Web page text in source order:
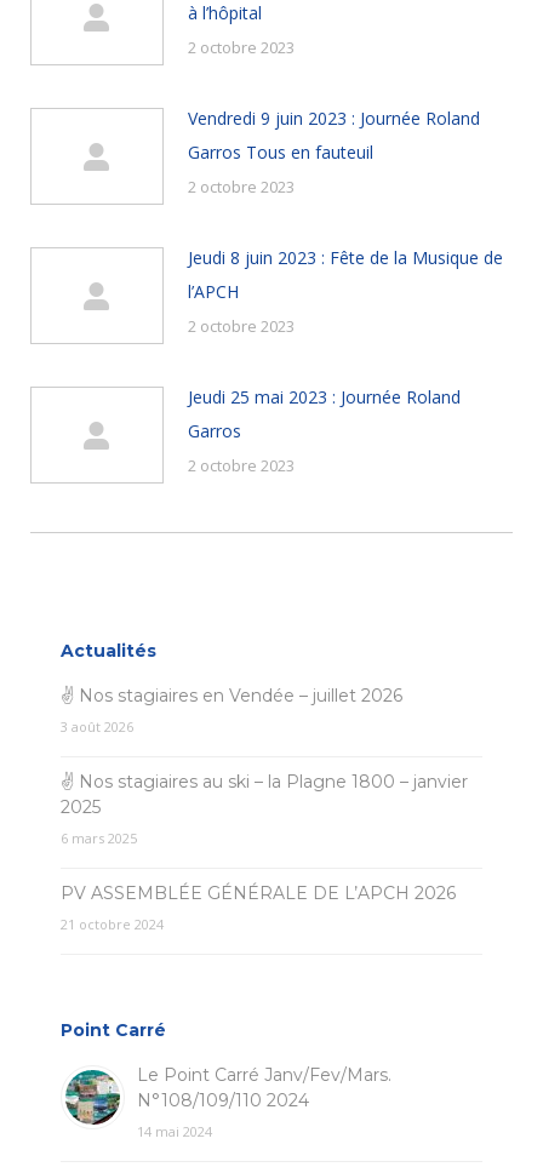
à l’hôpital
2 octobre 2023
Vendredi 9 juin 2023 : Journée Roland
Garros Tous en fauteuil
2 octobre 2023
Jeudi 8 juin 2023 : Fête de la Musique de
l’APCH
2 octobre 2023
Jeudi 25 mai 2023 : Journée Roland
Garros
2 octobre 2023
Actualités
✌ Nos stagiaires en Vendée – juillet 2026
3 août 2026
✌ Nos stagiaires au ski – la Plagne 1800 – janvier
2025
6 mars 2025
PV ASSEMBLÉE GÉNÉRALE DE L’APCH 2026
21 octobre 2024
Point Carré
Le Point Carré Janv/Fev/Mars.
N°108/109/110 2024
14 mai 2024